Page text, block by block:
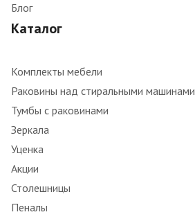
Блог
Каталог
Комплекты мебели
Раковины над стиральными машинами
Тумбы с раковинами
Зеркала
Уценка
Акции
Столешницы
Пеналы